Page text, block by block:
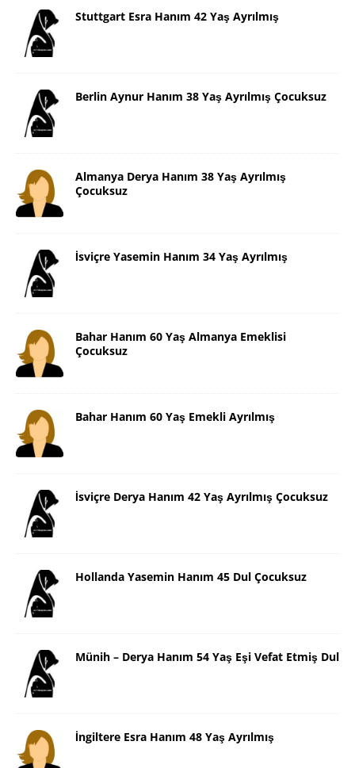
Stuttgart Esra Hanım 42 Yaş Ayrılmış
Berlin Aynur Hanım 38 Yaş Ayrılmış Çocuksuz
Almanya Derya Hanım 38 Yaş Ayrılmış
Çocuksuz
İsviçre Yasemin Hanım 34 Yaş Ayrılmış
Bahar Hanım 60 Yaş Almanya Emeklisi
Çocuksuz
Bahar Hanım 60 Yaş Emekli Ayrılmış
İsviçre Derya Hanım 42 Yaş Ayrılmış Çocuksuz
Hollanda Yasemin Hanım 45 Dul Çocuksuz
Münih – Derya Hanım 54 Yaş Eşi Vefat Etmiş Dul
İngiltere Esra Hanım 48 Yaş Ayrılmış